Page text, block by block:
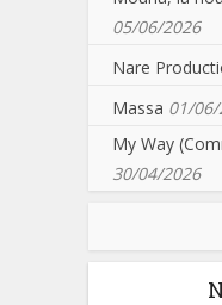
05/06/2026
Nare
Massa 01/
My Way
30/04/2026